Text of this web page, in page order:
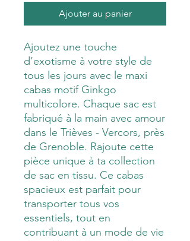
Ajouter au panier
Ajoutez une touche
d’exotisme à votre style de
tous les jours avec le maxi
cabas motif Ginkgo
multicolore. Chaque sac est
fabriqué à la main avec amour
dans le Trièves - Vercors, près
de Grenoble. Rajoute cette
pièce unique à ta collection
de sac en tissu. Ce cabas
spacieux est parfait pour
transporter tous vos
essentiels, tout en
contribuant à un mode de vie